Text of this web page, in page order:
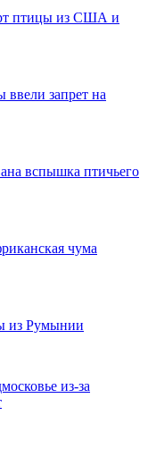
птицы из США и
запрет на
вспышка птичьего
чума
из Румынии
из-за